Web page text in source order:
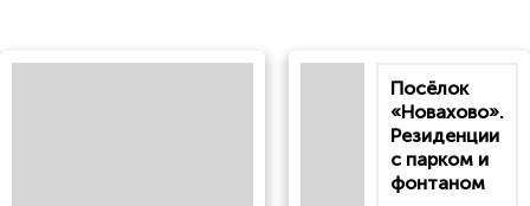
Посёлок
«Новахово».
Резиденции
с парком и
фонтаном